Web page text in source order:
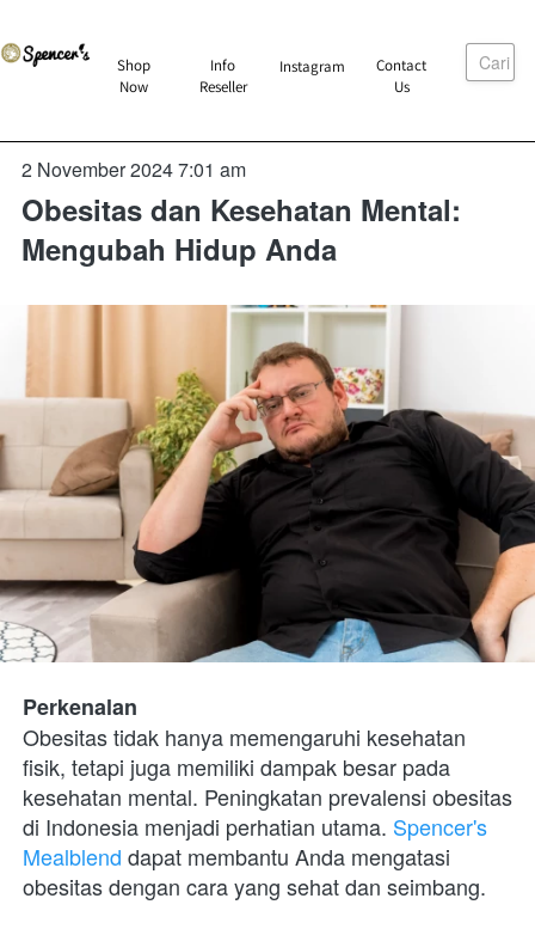
`
Shop
Now
` Info
Reseller
`Instagram `
Contact
Us
Cari
2 November 2024 7:01 am
Obesitas dan Kesehatan Mental:
Mengubah Hidup Anda
Perkenalan
Obesitas tidak hanya memengaruhi kesehatan
fisik, tetapi juga memiliki dampak besar pada
kesehatan mental. Peningkatan prevalensi obesitas
di Indonesia menjadi perhatian utama. Spencer's
Mealblend dapat membantu Anda mengatasi
obesitas dengan cara yang sehat dan seimbang.